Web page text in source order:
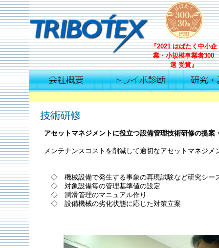
『2021 はばたく中小企
業・小規模事業者300
選 受賞』
アセットマネジメントに役立つ設備管理技術研修の提案
メンテナンスコストを削減して適切なアセットマネジメ
◇ 機械設備で発生する事象の再現試験など研究シー
◇ 対象設備毎の管理基準値の設定
◇ 潤滑管理のマニュアル作り
◇ 設備機械の劣化状態に応じた対策立案